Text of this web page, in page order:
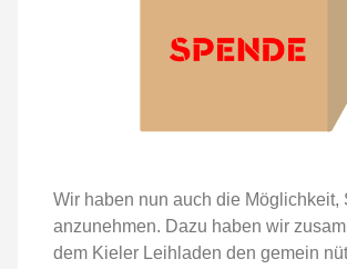
Wir haben nun auch die Möglichkeit,
anzunehmen. Dazu haben wir
dem Kieler Leihladen den gemein